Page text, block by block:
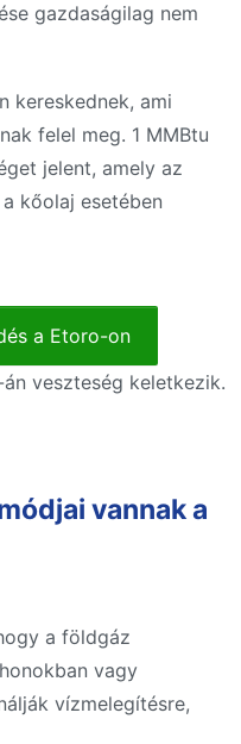
gazdaságilag nem
kereskednek, ami
felel meg. 1 MMBtu
jelent, amely az
kőolaj esetében
a Etoro-on
veszteség keletkezik.
vannak a
a földgáz
vagy
vízmelegítésre,